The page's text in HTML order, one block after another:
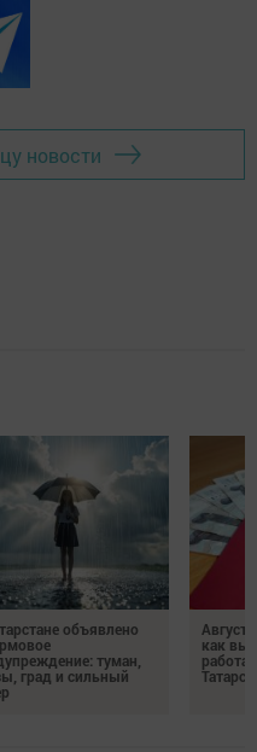
новости
объявлено
туман,
град и сильный
как